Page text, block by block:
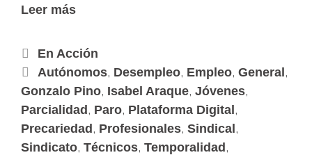
Leer más
En Acción
Autónomos, Desempleo, Empleo, General,
Gonzalo Pino, Isabel Araque, Jóvenes,
Parcialidad, Paro, Plataforma Digital,
Precariedad, Profesionales, Sindical,
Sindicato, Técnicos, Temporalidad,